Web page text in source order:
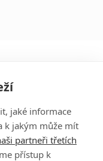
jaké informace
k jakým může mít
partneři třetích
přístup k